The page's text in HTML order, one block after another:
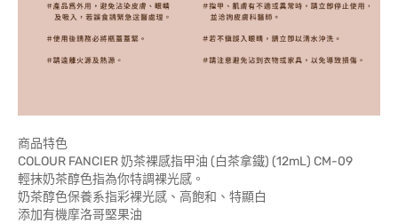
商品特色
COLOUR FANCIER 奶茶裸感指甲油 (白茶拿鐵) (12mL) CM-09
輕抹奶茶醇色指為你特調裸光感。
奶茶醇色保養系指彩裸光感、高飽和、特顯白
添加有機摩洛哥堅果油